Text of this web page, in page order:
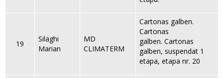
19
Silaghi
Marian
MD
CLIMATERM
Cartonas galben.
Cartonas
galben. Cartonas
galben, suspendat 1
etapa, etapa nr. 20